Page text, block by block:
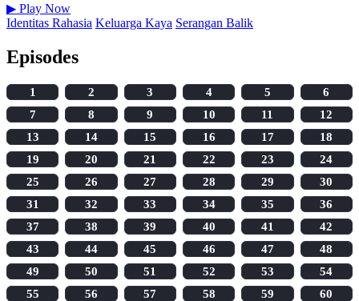
▶ Play Now
Identitas Rahasia Keluarga Kaya Serangan Balik
Episodes
1 2 3 4 5
6
7
8 9 10 11
12
13
14 15 16 17
18
19
20 21 22 23
24
25
26 27 28 29
30
31
32 33 34 35
36
37
38 39 40 41
42
43
44 45 46 47
48
49
50 51 52 53
54
55
56 57 58 59
60